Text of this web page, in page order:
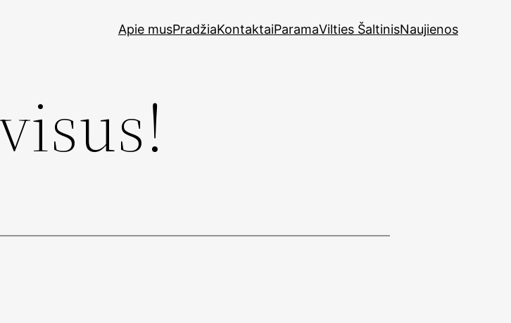
Apie musPradžiaKontaktaiParamaVilties ŠaltinisNaujienos